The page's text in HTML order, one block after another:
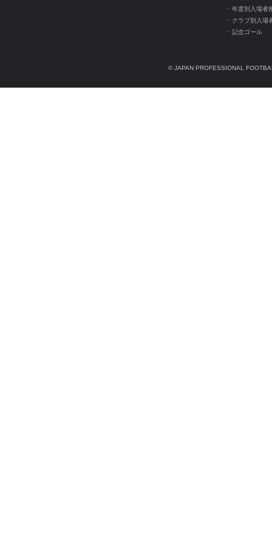
年度別入場者
クラブ別入場
記念ゴール
© JAPAN PROFESSIONAL